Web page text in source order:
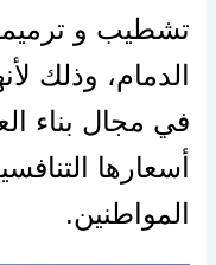
تشطيب و
الدمام، وذلك
في مجال بناء
أسعارها
المواطنين.